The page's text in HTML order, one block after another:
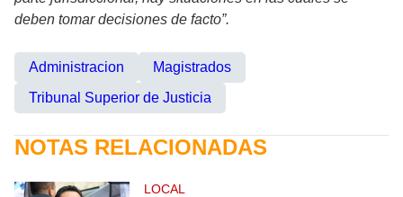
deben tomar decisiones de facto”.
Administracion
Magistrados
Tribunal Superior de Justicia
NOTAS RELACIONADAS
LOCAL